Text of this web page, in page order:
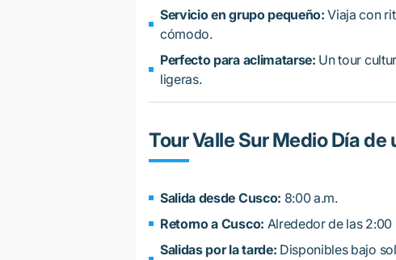
Servicio en grupo pequeño: Viaja con
cómodo.
Perfecto para aclimatarse: Un tour
ligeras.
Tour Valle Sur Medio Día de
Salida desde Cusco: 8:00 a.m.
Retorno a Cusco: Alrededor de las 2:00
Salidas por la tarde: Disponibles bajo